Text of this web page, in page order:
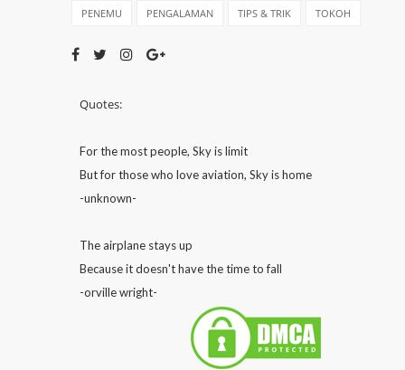
PENEMU PENGALAMAN TIPS & TRIK TOKOH
Quotes:
For the most people, Sky is limit
But for those who love aviation, Sky is home
-unknown-
The airplane stays up
Because it doesn't have the time to fall
-orville wright-